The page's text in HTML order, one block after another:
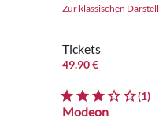
Zur klassischen
Tickets
49.90 €
(1)
Modeon